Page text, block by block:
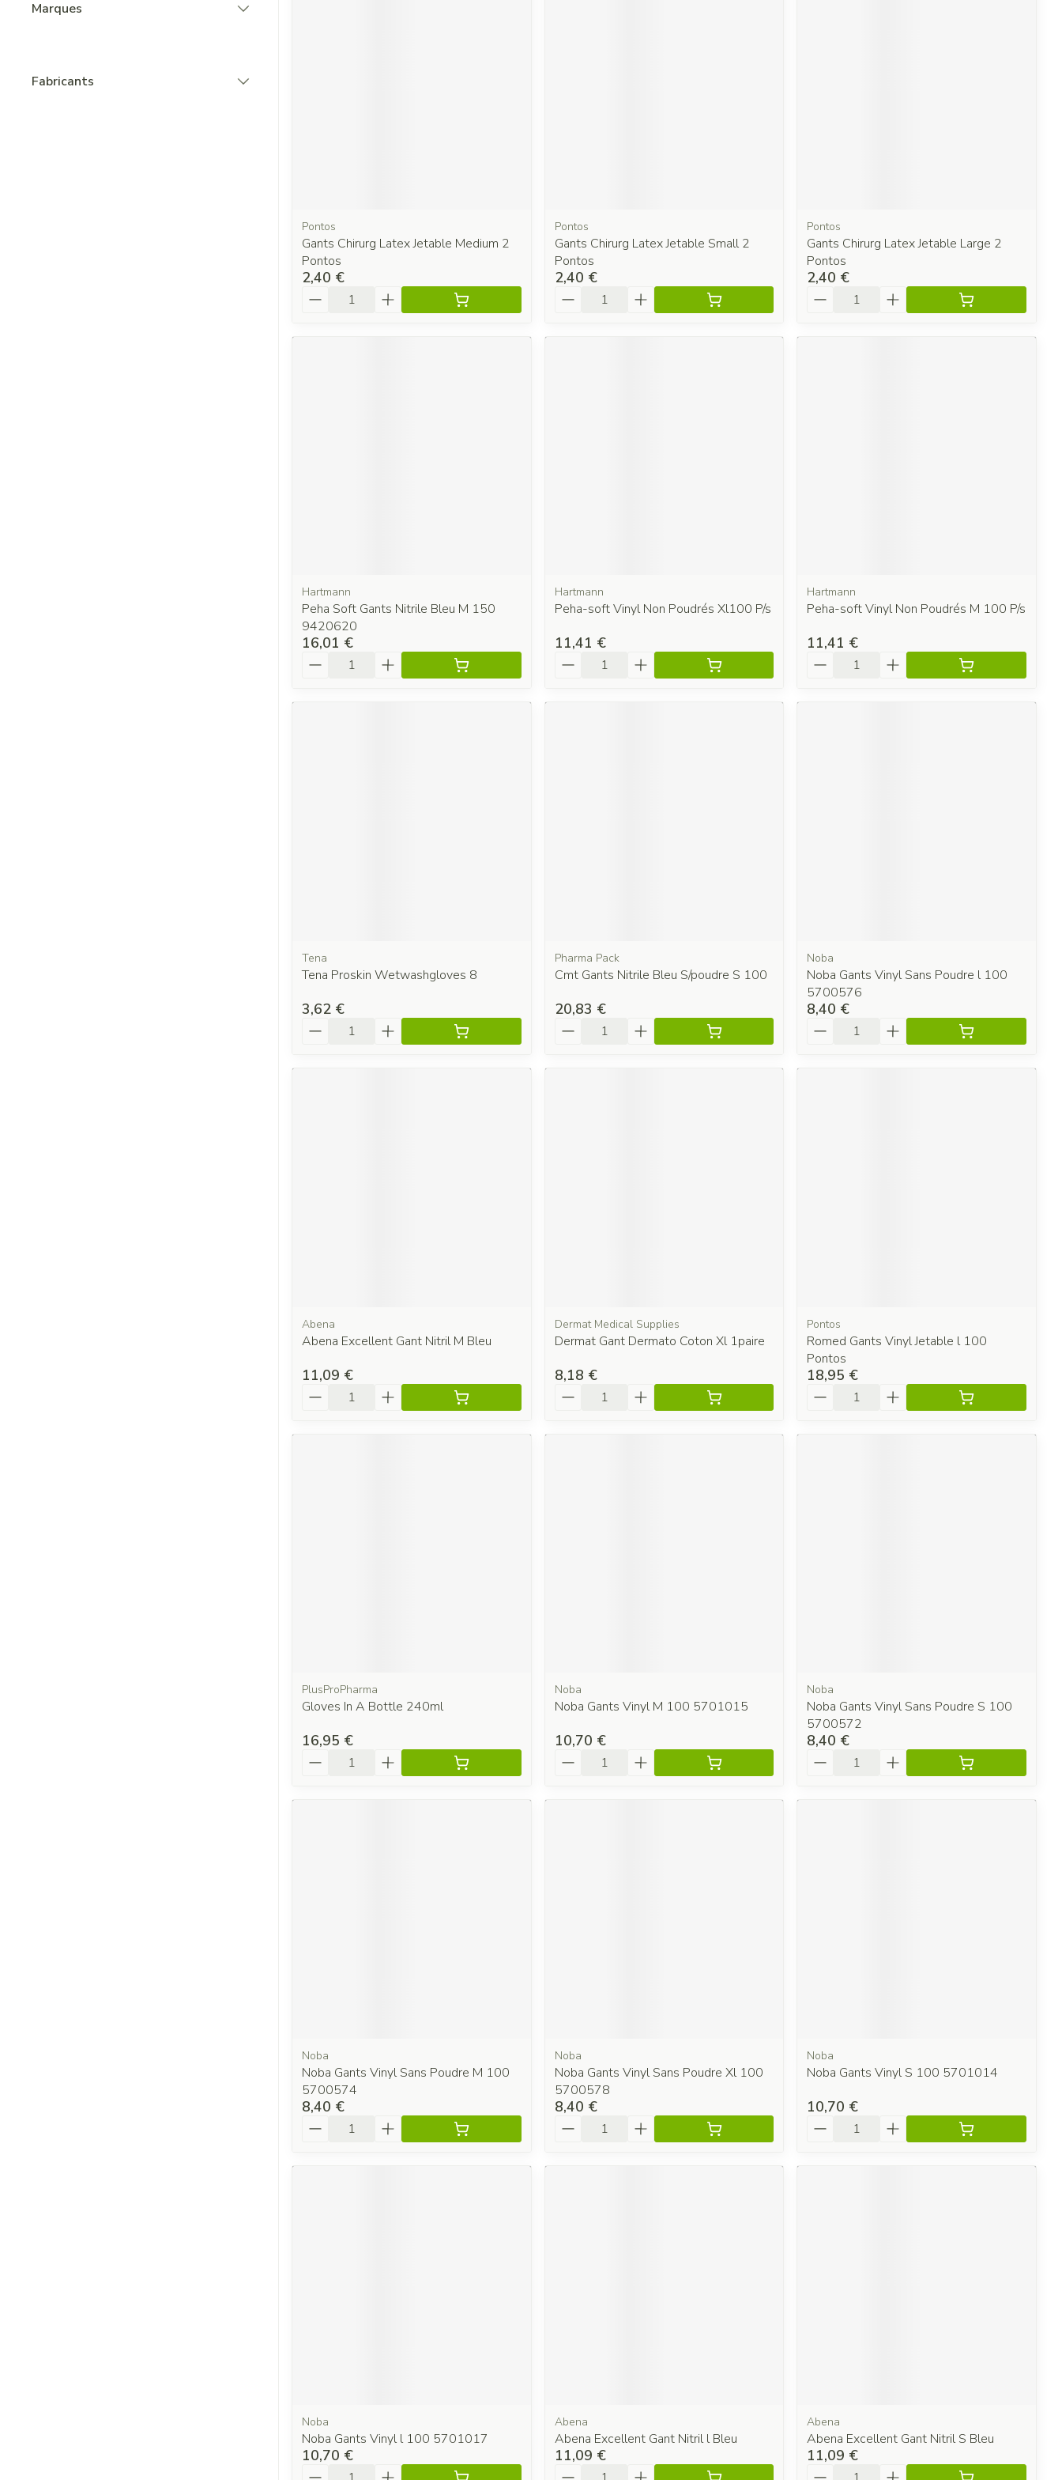
Marques
Fabricants
Pontos
Gants Chirurg Latex Jetable Medium 2
Pontos
2,40 €
Quantité
Pontos
Gants Chirurg Latex Jetable Small 2
Pontos
2,40 €
Quantité
Pontos
Gants Chirurg Latex Jetable Large 2
Pontos
2,40 €
Quantité
Hartmann
Peha Soft Gants Nitrile Bleu M 150
9420620
16,01 €
Quantité
Hartmann
Peha-soft Vinyl Non Poudrés Xl100 P/s
11,41 €
Quantité
Hartmann
Peha-soft Vinyl Non Poudrés M 100 P/s
11,41 €
Quantité
Tena
Tena Proskin Wetwashgloves 8
3,62 €
Quantité
Pharma Pack
Cmt Gants Nitrile Bleu S/poudre S 100
20,83 €
Quantité
Noba
Noba Gants Vinyl Sans Poudre l 100
5700576
8,40 €
Quantité
Abena
Abena Excellent Gant Nitril M Bleu
11,09 €
Quantité
Dermat Medical Supplies
Dermat Gant Dermato Coton Xl 1paire
8,18 €
Quantité
Pontos
Romed Gants Vinyl Jetable l 100
Pontos
18,95 €
Quantité
PlusProPharma
Gloves In A Bottle 240ml
16,95 €
Quantité
Noba
Noba Gants Vinyl M 100 5701015
10,70 €
Quantité
Noba
Noba Gants Vinyl Sans Poudre S 100
5700572
8,40 €
Quantité
Noba
Noba Gants Vinyl Sans Poudre M 100
5700574
8,40 €
Quantité
Noba
Noba Gants Vinyl Sans Poudre Xl 100
5700578
8,40 €
Quantité
Noba
Noba Gants Vinyl S 100 5701014
10,70 €
Quantité
Noba
Noba Gants Vinyl l 100 5701017
10,70 €
Quantité
Abena
Abena Excellent Gant Nitril l Bleu
11,09 €
Quantité
Abena
Abena Excellent Gant Nitril S Bleu
11,09 €
Quantité